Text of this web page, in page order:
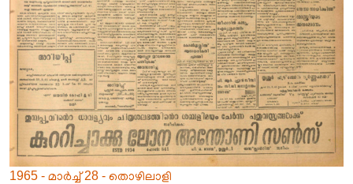
1965 - മാർച്ച് 28 - തൊഴിലാളി